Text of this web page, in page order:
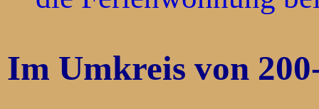
Im Umkreis von